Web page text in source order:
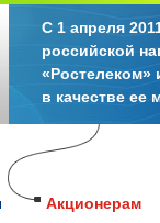
С 1 апреля
российской
«Ростелеком»
в качестве ее
Акционерам